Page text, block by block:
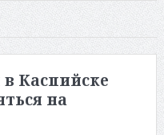
Каспийске
на